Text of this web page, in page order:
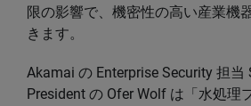
限の影響で、機密性の高い産業機
きます。
Akamai の Enterprise Security 担当
President の Ofer Wolf は「水処理